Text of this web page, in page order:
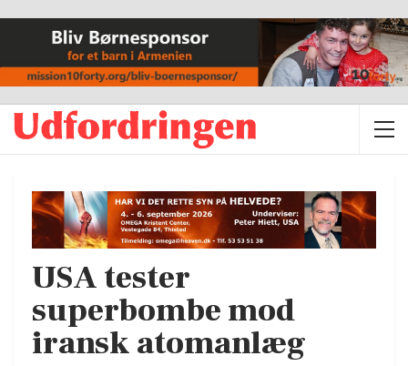
USA tester
superbombe mod
iransk atomanlæg